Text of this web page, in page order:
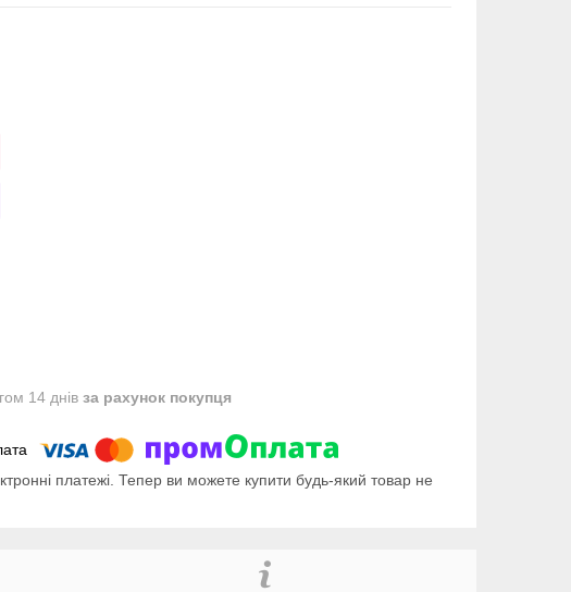
14 днів за рахунок покупця
платежі. Тепер ви можете купити будь-який товар не